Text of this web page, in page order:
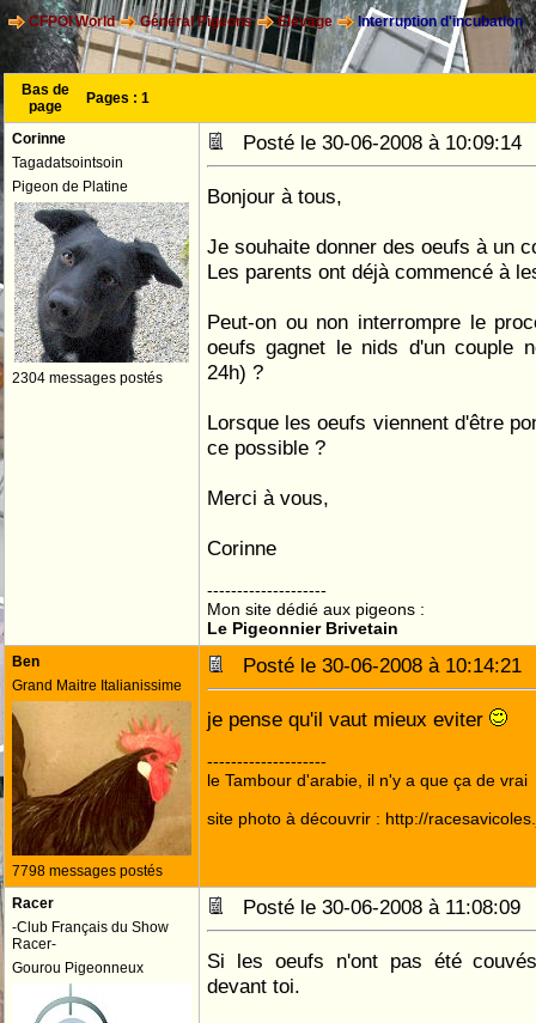
CFPOI World Général Pigeons Elevage Interruption d'incubation
Bas de
page
Pages : 1
Corinne
Tagadatsointsoin
Pigeon de Platine
2304 messages postés
Posté le 30-06-2008 à
Bonjour à tous,
Je souhaite donner des oeufs à un
Les parents ont déjà commencé à
Peut-on ou non interrompre le
oeufs gagnet le nids d'un couple
24h) ?
Lorsque les oeufs viennent d'être
ce possible ?
Merci à vous,
Corinne
--------------------
Mon site dédié aux pigeons :
Le Pigeonnier Brivetain
Ben
Grand Maitre Italianissime
7798 messages postés
Posté le 30-06-2008 à
je pense qu'il vaut mieux eviter
--------------------
le Tambour d'arabie, il n'y a que ça de vrai
site photo à découvrir : http://
Racer
-Club Français du Show
Racer-
Gourou Pigeonneux
Posté le 30-06-2008 à
Si les oeufs n'ont pas été
devant toi.